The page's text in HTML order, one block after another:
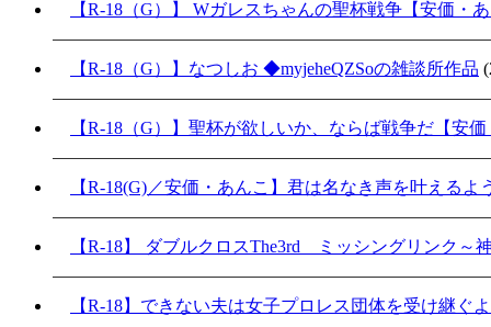
【R-18（G）】 Wガレスちゃんの聖杯戦争【安価・
【R-18（G）】なつしお ◆myjeheQZSoの雑談所作品
【R-18（G）】聖杯が欲しいか、ならば戦争だ【安
【R-18(G)／安価・あんこ】君は名なき声を叶える
【R-18】 ダブルクロスThe3rd ミッシングリンク～
【R-18】できない夫は女子プロレス団体を受け継ぐ